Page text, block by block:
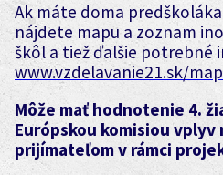
Ak máte doma
nájdete mapu a zoznam
škôl a tiež ďalšie potrebné
www.vzdelavanie21.sk/
Môže mať hodnotenie 4.
Európskou komisiou vplyv
prijímateľom v rámci